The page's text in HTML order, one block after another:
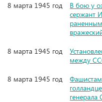
8 марта 1945 год
В бою у
сержант
8 марта 1945 год
между
8 марта 1945 год
генерала